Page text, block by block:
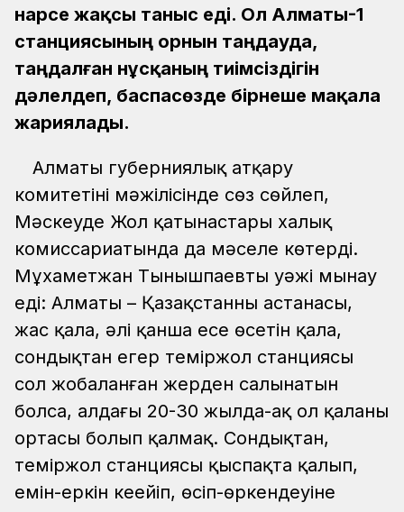
нарсе жақсы таныс еді. Ол Алматы-1
станциясының орнын таңдауда,
таңдалған нұсқаның тиімсіздігін
дәлелдеп, баспасөзде бірнеше мақала
жариялады.
Алматы губерниялық атқару
комитетінің мәжілісінде сөз сөйлеп,
Мәскеуде Жол қатынастары халық
комиссариатында да мәселе көтерді.
Мұхаметжан Тынышпаевтың уәжі мынау
еді: Алматы – Қазақстанның астанасы,
жас қала, әлі қанша есе өсетін қала,
сондықтан егер теміржол станциясы
сол жобаланған жерден салынатын
болса, алдағы 20-30 жылда-ақ ол қаланың
ортасы болып қалмақ. Сондықтан,
теміржол станциясы қыспақта қалып,
емін-еркін кеңейіп, өсіп-өркендеуіне